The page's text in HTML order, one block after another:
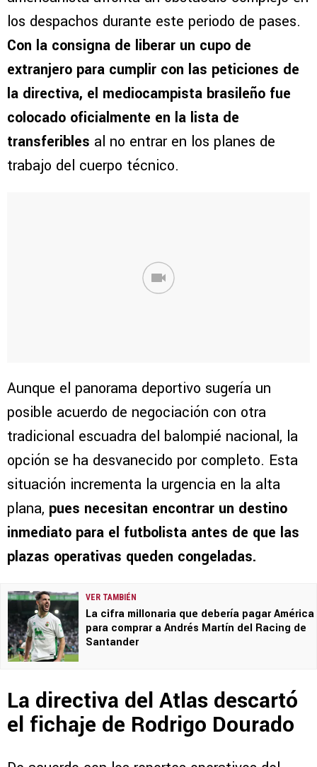
los despachos durante este periodo de pases.
Con la consigna de liberar un cupo de
extranjero para cumplir con las peticiones de
la directiva, el mediocampista brasileño fue
colocado oficialmente en la lista de
transferibles al no entrar en los planes de
trabajo del cuerpo técnico.
Aunque el panorama deportivo sugería un
posible acuerdo de negociación con otra
tradicional escuadra del balompié nacional, la
opción se ha desvanecido por completo. Esta
situación incrementa la urgencia en la alta
plana, pues necesitan encontrar un destino
inmediato para el futbolista antes de que las
plazas operativas queden congeladas.
VER TAMBIÉN
La cifra millonaria que debería pagar América
para comprar a Andrés Martín del Racing de
Santander
La directiva del Atlas descartó
el fichaje de Rodrigo Dourado